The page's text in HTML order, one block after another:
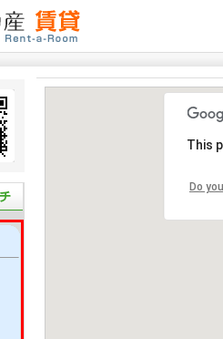
This
Do